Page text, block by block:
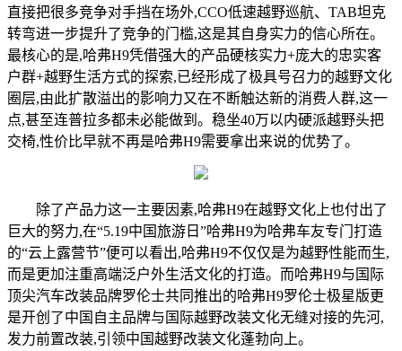
直接把很多竞争对手挡在场外,CCO低速越野巡航、TAB坦克
转弯进一步提升了竞争的门槛,这是其自身实力的信心所在。
最核心的是,哈弗H9凭借强大的产品硬核实力+庞大的忠实客
户群+越野生活方式的探索,已经形成了极具号召力的越野文化
圈层,由此扩散溢出的影响力又在不断触达新的消费人群,这一
点,甚至连普拉多都未必能做到。稳坐40万以内硬派越野头把
交椅,性价比早就不再是哈弗H9需要拿出来说的优势了。
除了产品力这一主要因素,哈弗H9在越野文化上也付出了
巨大的努力,在“5.19中国旅游日”哈弗H9为哈弗车友专门打造
的“云上露营节”便可以看出,哈弗H9不仅仅是为越野性能而生,
而是更加注重高端泛户外生活文化的打造。而哈弗H9与国际
顶尖汽车改装品牌罗伦士共同推出的哈弗H9罗伦士极星版更
是开创了中国自主品牌与国际越野改装文化无缝对接的先河,
发力前置改装,引领中国越野改装文化蓬勃向上。